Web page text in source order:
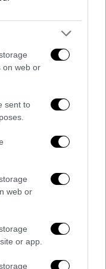
on web or
sent to
web or
or app.
Αρχική –
και
στη
στο
δύο
και διαφανή
(ΟΠΣ) της
γονείς
της